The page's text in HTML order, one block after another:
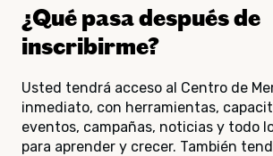
¿Qué pasa después de
inscribirme?
Usted tendrá acceso al Centro de
inmediato, con herramientas,
eventos, campañas, noticias y todo
para aprender y crecer. También